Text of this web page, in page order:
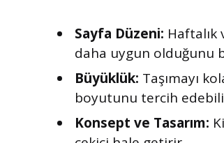
Sayfa Düzeni:
daha uygun olduğunu
Büyüklük: Taşımayı
boyutunu tercih
Konsept ve Tasarım: